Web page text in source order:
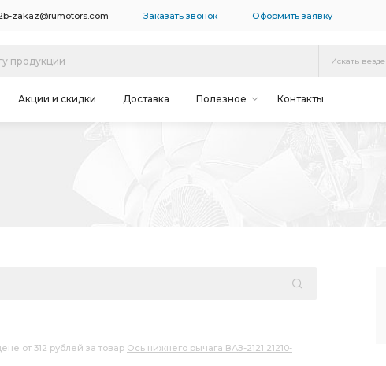
zakaz@rumotors.com Заказать звонок Оформить заявку
Искать везде
Акции и скидки Доставка Полезное Контакты
от 312 рублей за товар Ось нижнего рычага ВАЗ-2121 21210-